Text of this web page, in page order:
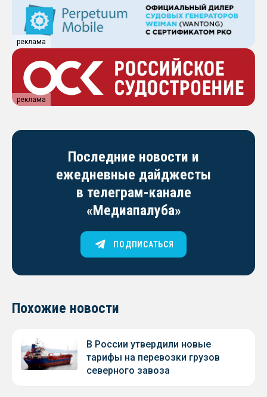
реклама
реклама
Последние новости и
ежедневные дайджесты
в телеграм-канале
«Медиапалуба»
ПОДПИСАТЬСЯ
Похожие новости
В России утвердили новые
тарифы на перевозки грузов
северного завоза